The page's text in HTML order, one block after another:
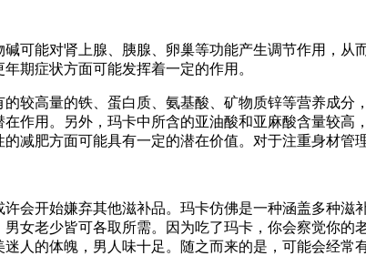
可能对肾上腺、胰腺、卵巢等功能产生调节作用，
期症状方面可能发挥着一定的作用。
较高量的铁、蛋白质、氨基酸、矿物质锌等营养成分
作用。另外，玛卡中所含的亚油酸和亚麻酸含量较
减肥方面可能具有一定的潜在价值。对于注重身材管
会开始嫌弃其他滋补品。玛卡仿佛是一种涵盖多种
女老少皆可各取所需。因为吃了玛卡，你会察觉你
人的体魄，男人味十足。随之而来的是，可能会经